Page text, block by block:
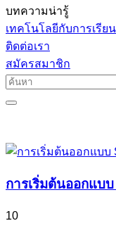
บทความน่ารู้
เทคโนโลยีกับการเรีย
ติดต่อเรา
สมัครสมาชิก
การเริ่มต้นออกแบ
10